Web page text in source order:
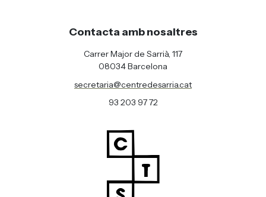
Contacta amb nosaltres
Carrer Major de Sarrià, 117
08034 Barcelona
secretaria@centredesarria.cat
93 203 97 72